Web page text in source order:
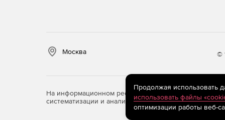
Москва ©
На информационном ресурсе store.softline.ru
систематизации и анализа сведений, относящихся
Продолжая использовать
использовать файлы
оптимизации работы веб-